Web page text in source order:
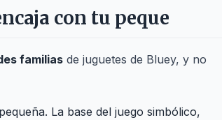
con tu peque
familias de juguetes de Bluey, y no
La base del juego simbólico,